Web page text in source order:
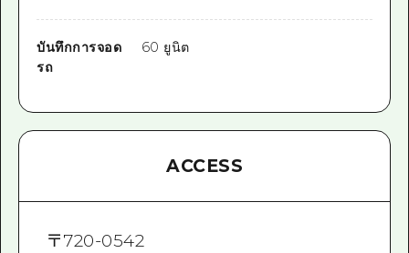
บันทึกการจอด
รถ
60 ยูนิต
ACCESS
〒720-0542